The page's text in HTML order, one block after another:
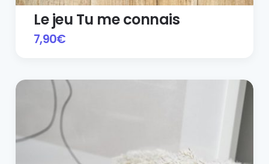
Le jeu Tu me connais
7,90€